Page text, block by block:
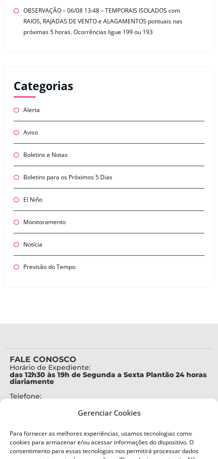
Gerenciar Cookies
Para fornecer as melhores experiências, usamos tecnologias como
cookies para armazenar e/ou acessar informações do dispositivo. O
consentimento para essas tecnologias nos permitirá processar dados
OBSERVAÇÃO – 06/08 13:48 – TEMPORAIS ISOLADOS com
RAIOS, RAJADAS DE VENTO e ALAGAMENTOS pontuais nas
próximas 5 horas. Ocorrências ligue 199 ou 193
Categorias
Alerta
Aviso
Boletins e Notas
Boletins para os Próximos 5 Dias
El Niño
Monitoramento
Notícia
Previsão do Tempo
FALE CONOSCO
Horário de Expediente:
das 12h30 às 19h de Segunda a Sexta Plantão 24 horas
diariamente
Telefone:
Alertas Defesa Civil:
SMS 40199